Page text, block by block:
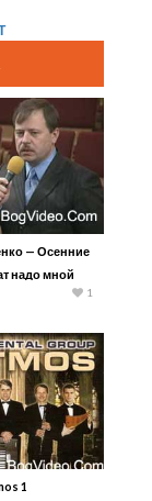
— Осенние
надо мной
1
1